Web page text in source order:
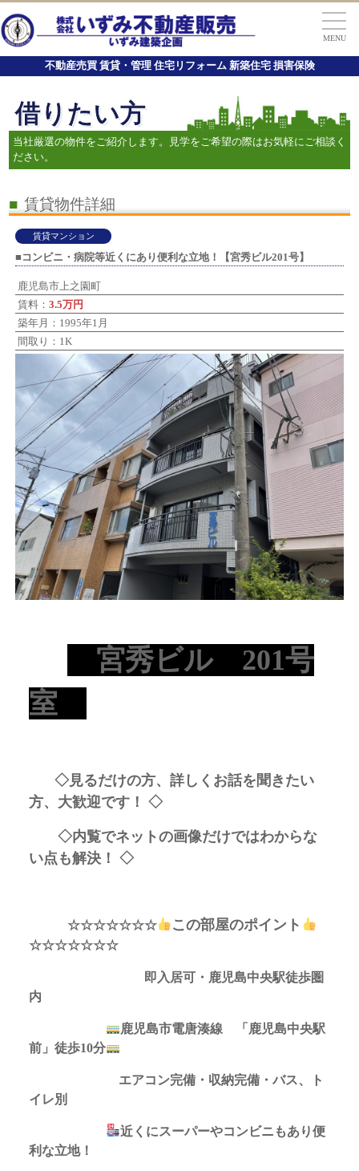
MENU
不動産売買 賃貸・管理 住宅リフォーム 新築住宅 損害保険
借りたい方
当社厳選の物件をご紹介します。見学をご希望の際はお気軽にご相談く
ださい。
■ 賃貸物件詳細
賃貸マンション
■コンビニ・病院等近くにあり便利な立地！【宮秀ビル201号】
鹿児島市上之園町
賃料：3.5万円
築年月：1995年1月
間取り：1K
宮秀ビル 201号
室
◇見るだけの方、詳しくお話を聞きたい
方、大歓迎です！ ◇
◇内覧でネットの画像だけではわからな
い点も解決！ ◇
☆☆☆☆☆☆☆ この部屋のポイント
☆☆☆☆☆☆☆
即入居可・鹿児島中央駅徒歩圏
内
鹿児島市電唐湊線 「鹿児島中央駅
前」徒歩10分
エアコン完備・収納完備・バス、ト
イレ別
近くにスーパーやコンビニもあり便
利な立地！